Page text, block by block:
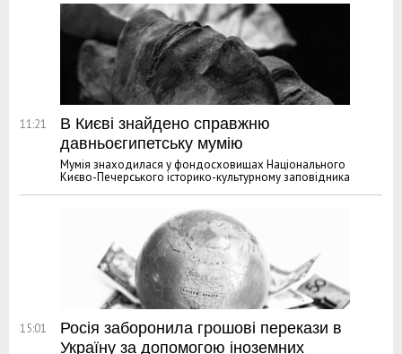
11:21
В Києві знайдено справжню
давньоєгипетську мумію
Мумія знаходилася у фондосховищах Національного
Києво-Печерського історико-культурному заповідника
15:01
Росія заборонила грошові перекази в
Україну за допомогою іноземних